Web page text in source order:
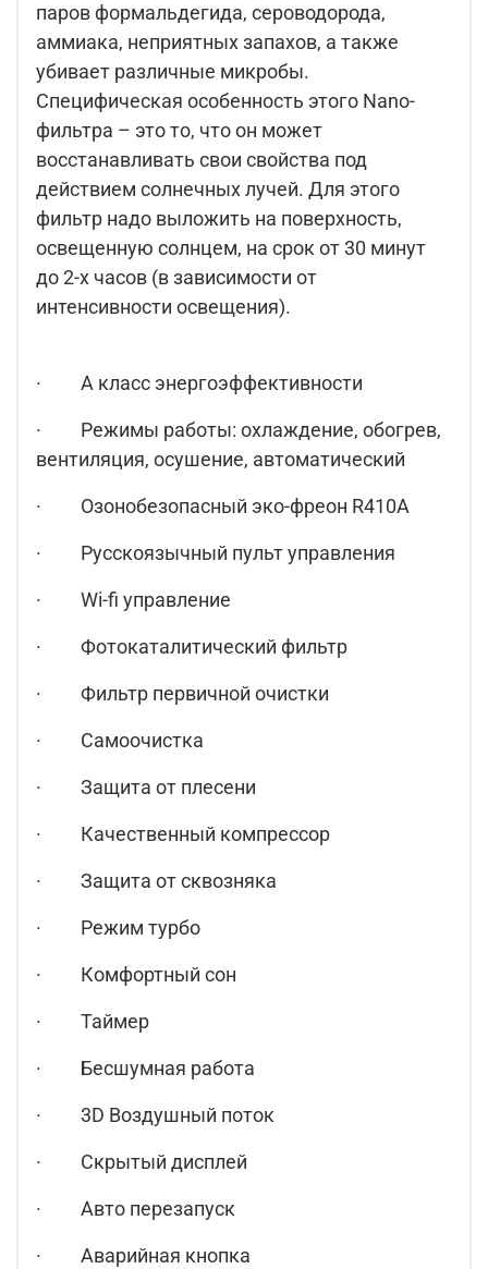
паров формальдегида, сероводорода,
аммиака, неприятных запахов, а также
убивает различные микробы.
Специфическая особенность этого Nano-
фильтра – это то, что он может
восстанавливать свои свойства под
действием солнечных лучей. Для этого
фильтр надо выложить на поверхность,
освещенную солнцем, на срок от 30 минут
до 2-х часов (в зависимости от
интенсивности освещения).
· A класс энергоэффективности
· Режимы работы: охлаждение, обогрев,
вентиляция, осушение, автоматический
· Озонобезопасный эко-фреон R410A
· Русскоязычный пульт управления
· Wi-fi управление
· Фотокаталитический фильтр
· Фильтр первичной очистки
· Самоочистка
· Защита от плесени
· Качественный компрессор
· Защита от сквозняка
· Режим турбо
· Комфортный сон
· Таймер
· Бесшумная работа
· 3D Воздушный поток
· Скрытый дисплей
· Авто перезапуск
· Аварийная кнопка